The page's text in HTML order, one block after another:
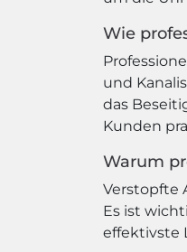
Wie
und
das
Kunden
Warum
Verstopfte
Es ist
effektivste